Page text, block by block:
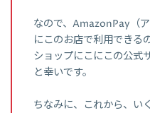
なので、AmazonPay（
にこのお店で利用できる
ショップにこにこの公式
と幸いです。
ちなみに、これから、い